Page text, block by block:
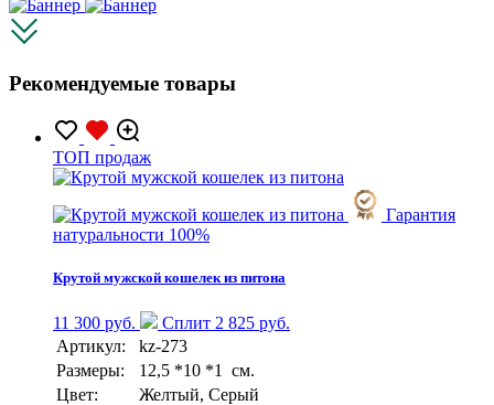
Рекомендуемые товары
TOП продаж
Гарантия
натуральности 100%
Крутой мужской кошелек из питона
11 300 руб.
Сплит 2 825 руб.
Артикул:
kz-273
Размеры:
12,5 *10 *1 см.
Цвет:
Желтый, Серый